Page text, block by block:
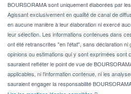
BOURSORAMA sont uniquement élaborées par
Agissant exclusivement en qualité de canal de
en aucune manière à leur élaboration ni exercé
leur sélection. Les informations contenues dans
ont été retranscrites "en l'état", sans déclaration ni
opinions ou estimations qui y sont exprimées sont
sauraient refléter le point de vue de
applicables, ni l'information contenue, ni les
sauraient engager la responsabilité